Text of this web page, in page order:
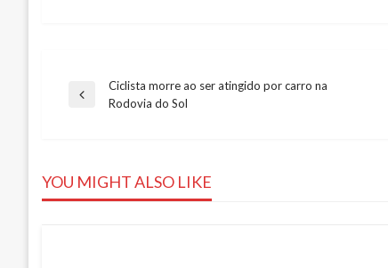
Navegação
Post
Previous
Ciclista morre ao ser atingido por carro na
Rodovia do Sol
YOU MIGHT ALSO LIKE